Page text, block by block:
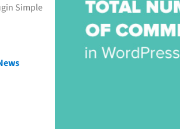
Simple